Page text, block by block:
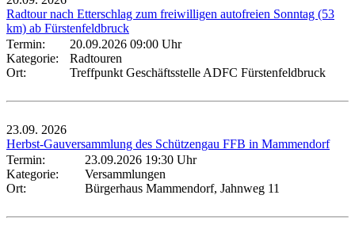
Radtour nach Etterschlag zum freiwilligen autofreien Sonntag (53
km) ab Fürstenfeldbruck
Termin:
20.09.2026 09:00 Uhr
Kategorie:
Radtouren
Ort:
Treffpunkt Geschäftsstelle ADFC Fürstenfeldbruck
23.09. 2026
Herbst-Gauversammlung des Schützengau FFB in Mammendorf
Termin:
23.09.2026 19:30 Uhr
Kategorie:
Versammlungen
Ort:
Bürgerhaus Mammendorf, Jahnweg 11